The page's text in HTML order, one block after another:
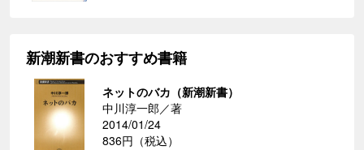
新潮新書のおすすめ書籍
ネットのバカ（新潮新書）
中川淳一郎／著
2014/01/24
836円（税込）